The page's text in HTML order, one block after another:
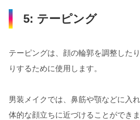
5: テーピング
テーピングは、顔の輪郭を調整した
りするために使用します。
男装メイクでは、鼻筋や顎などに入
体的な顔立ちに近づけることができま